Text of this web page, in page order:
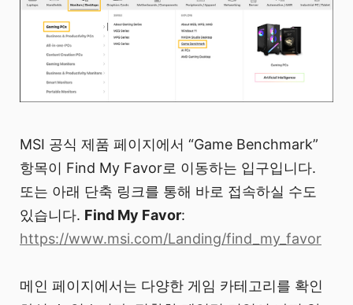
MSI 공식 제품 페이지에서 “Game Benchmark”
항목이 Find My Favor로 이동하는 입구입니다.
또는 아래 단축 링크를 통해 바로 접속하실 수도
있습니다. Find My Favor:
https://www.msi.com/Landing/find_my_favor
메인 페이지에서는 다양한 게임 카테고리를 확인